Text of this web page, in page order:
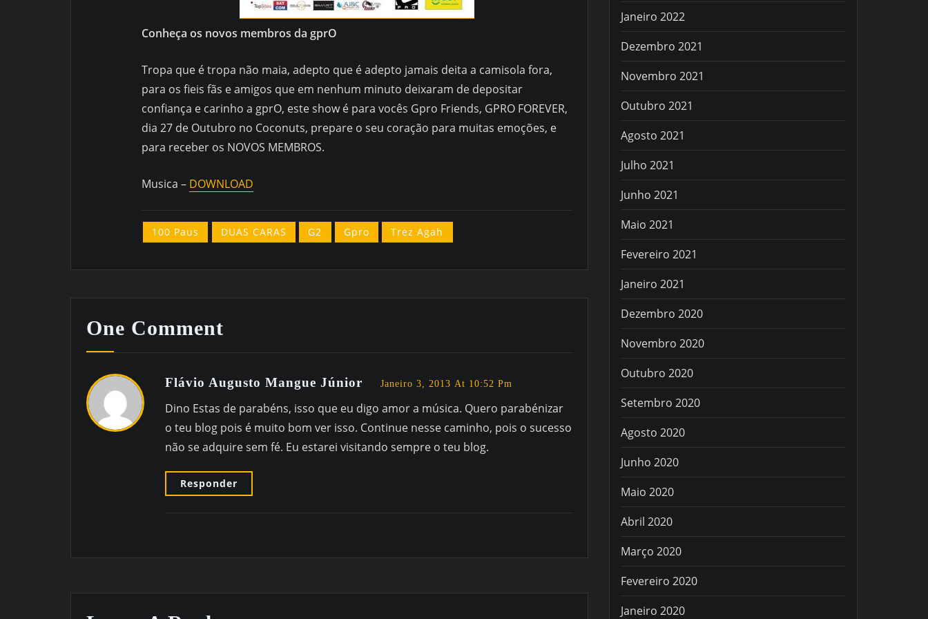
Conheça os novos membros da gprO
Tropa que é tropa não maia, adepto que é adepto jamais deita a camisola fora,
para os fieis fãs e amigos que em nenhum minuto deixaram de depositar
confiança e carinho a gprO, este show é para vocês Gpro Friends, GPRO FOREVER,
dia 27 de Outubro no Coconuts, prepare o seu coração para muitas emoções, e
para receber os NOVOS MEMBROS.
Musica – DOWNLOAD
100 Paus DUAS CARAS G2 Gpro Trez Agah
One Comment
Flávio Augusto Mangue Júnior Janeiro 3, 2013 At 10:52 Pm
Dino Estas de parabéns, isso que eu digo amor a música. Quero parabénizar
o teu blog pois é muito bom ver isso. Continue nesse caminho, pois o sucesso
não se adquire sem fé. Eu estarei visitando sempre o teu blog.
Responder
Janeiro 2022
Dezembro 2021
Novembro 2021
Outubro 2021
Agosto 2021
Julho 2021
Junho 2021
Maio 2021
Fevereiro 2021
Janeiro 2021
Dezembro 2020
Novembro 2020
Outubro 2020
Setembro 2020
Agosto 2020
Junho 2020
Maio 2020
Abril 2020
Março 2020
Fevereiro 2020
Janeiro 2020